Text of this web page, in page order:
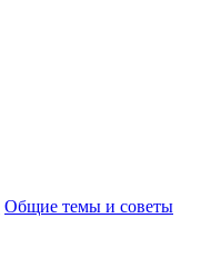
Общие темы и советы